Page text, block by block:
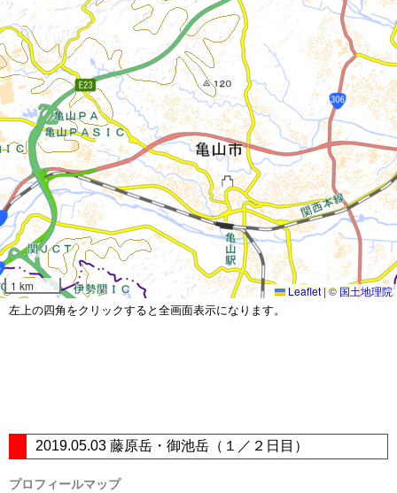
1 km Leaflet|©国土地理院
左上の四角をクリックすると全画面表示になります。
2019.05.03 藤原岳・御池岳（１／２日目）
プロフィールマップ